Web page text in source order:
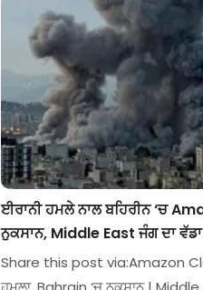
ਈਰਾਨੀ ਹਮਲੇ ਨਾਲ ਬਹਿਰੀਨ ‘ਚ
ਨੁਕਸਾਨ, Middle East ਜੰਗ ਦਾ
Share this post via:Amazon